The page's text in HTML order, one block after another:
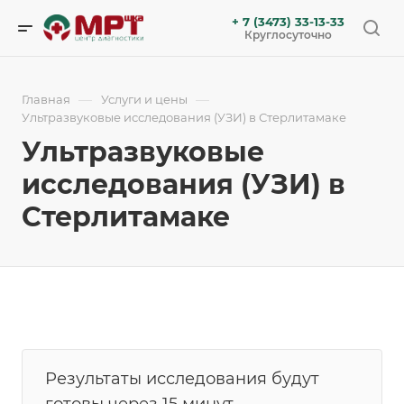
+ 7 (3473) 33-13-33
Круглосуточно
Главная — Услуги и цены —
Ультразвуковые исследования (УЗИ) в Стерлитамаке
Ультразвуковые
исследования (УЗИ) в
Стерлитамаке
Результаты исследования будут